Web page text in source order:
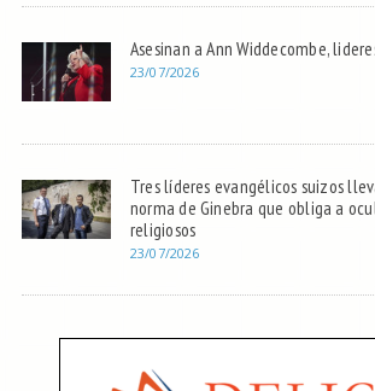
Asesinan a Ann Widdecombe,
23/07/2026
Tres líderes evangélicos suizos
norma de Ginebra que obliga a
religiosos
23/07/2026